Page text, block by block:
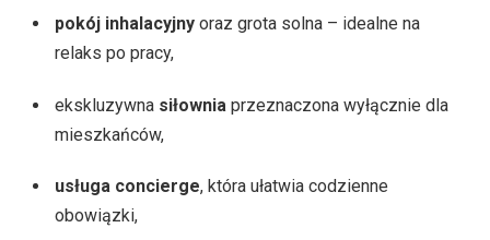
pokój inhalacyjny oraz grota solna – idealne na
relaks po pracy,
ekskluzywna siłownia przeznaczona wyłącznie dla
mieszkańców,
usługa concierge, która ułatwia codzienne
obowiązki,